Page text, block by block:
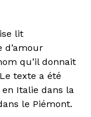
lit
d’amour
qu’il donnait
texte a été
Italie dans la
le Piémont.